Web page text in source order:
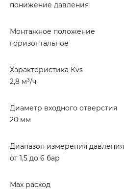
понижение давления
Монтажное положение
горизонтальное
Характеристика Кvs
2,8 м³/ч
Диаметр входного отверстия
20 мм
Диапазон измерения давления
от 1,5 до 6 бар
Маx расход